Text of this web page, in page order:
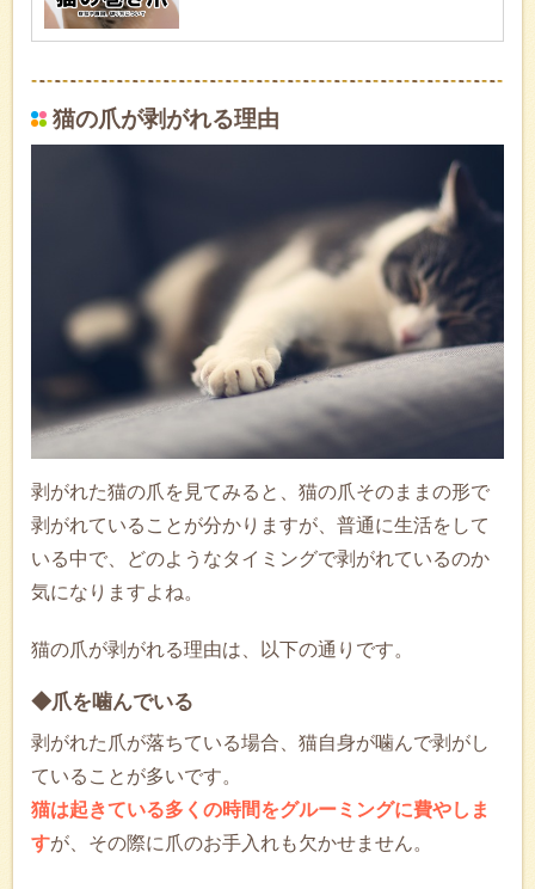
猫の爪が剥がれる理由
剥がれた猫の爪を見てみると、猫の爪そのままの形で
剥がれていることが分かりますが、普通に生活をして
いる中で、どのようなタイミングで剥がれているのか
気になりますよね。
猫の爪が剥がれる理由は、以下の通りです。
◆爪を噛んでいる
剥がれた爪が落ちている場合、猫自身が噛んで剥がし
ていることが多いです。
猫は起きている多くの時間をグルーミングに費やしま
すが、その際に爪のお手入れも欠かせません。